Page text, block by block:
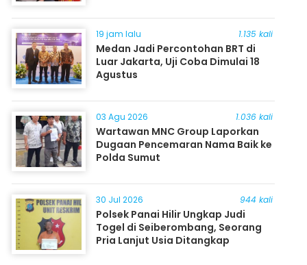
19 jam lalu 1.135 kali
Medan Jadi Percontohan BRT di
Luar Jakarta, Uji Coba Dimulai 18
Agustus
03 Agu 2026 1.036 kali
Wartawan MNC Group Laporkan
Dugaan Pencemaran Nama Baik ke
Polda Sumut
30 Jul 2026 944 kali
Polsek Panai Hilir Ungkap Judi
Togel di Seiberombang, Seorang
Pria Lanjut Usia Ditangkap